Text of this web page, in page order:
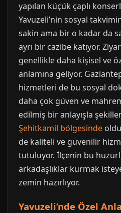
yapılan küçük çaplı
Yavuzeli’nin sosyal
sakin ama bir o kadar da
ayrı bir cazibe katıyor.
genellikle daha kişisel ve
anlamına geliyor.
hizmetleri de bu sosyal
daha çok güven ve
edilmiş bir anlayışla
Şehitkamil bölgesinde
de kaliteli ve güvenilir
tutuluyor. İlçenin bu
arkadaşlıklar kurmak
zemin hazırlıyor.
Yavuzeli’nde Özel